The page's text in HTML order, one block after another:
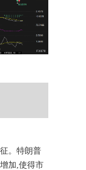
。特朗普
加,使得市